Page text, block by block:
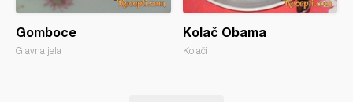
Gomboce
Glavna jela
Kolač Obama
Kolači